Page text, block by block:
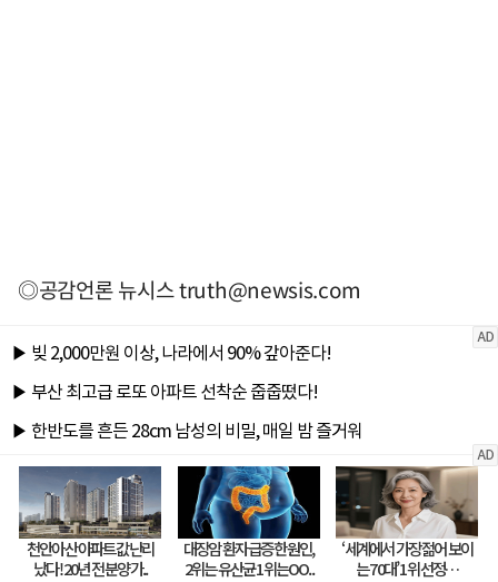
◎공감언론 뉴시스truth@newsis.com